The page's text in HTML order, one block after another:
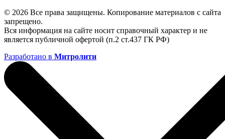
© 2026 Все права защищены. Копирование материалов с сайта
запрещено.
Вся информация на сайте носит справочный характер и не
является публичной офертой (п.2 ст.437 ГК РФ)
Разработано в Митролити